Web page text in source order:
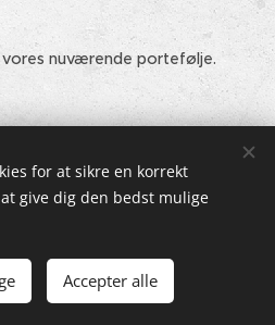
nuværende portefølje.
for at sikre en korrekt
give dig den bedst mulige
Accepter alle